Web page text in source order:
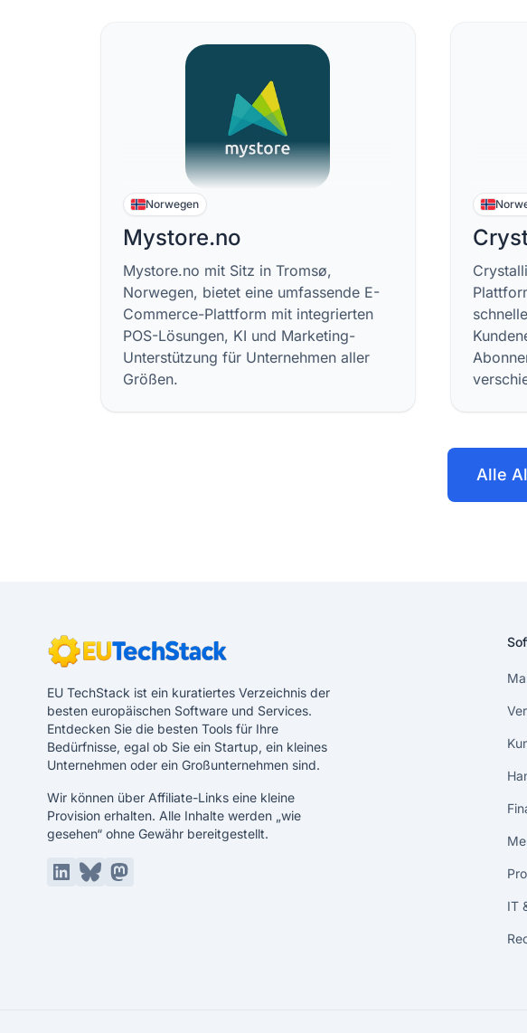
Norwegen
Mystore.no
Mystore.no mit Sitz in Tromsø,
Norwegen, bietet eine umfassende E-
Commerce-Plattform mit integrierten
POS-Lösungen, KI und Marketing-
Unterstützung für Unternehmen aller
Größen.
Alle
EU TechStack ist ein kuratiertes Verzeichnis der
besten europäischen Software und Services.
Entdecken Sie die besten Tools für Ihre
Bedürfnisse, egal ob Sie ein Startup, ein kleines
Unternehmen oder ein Großunternehmen sind.
Wir können über Affiliate-Links eine kleine
Provision erhalten. Alle Inhalte werden „wie
gesehen“ ohne Gewähr bereitgestellt.
LinkedIn
BlueskyMastodon
IT